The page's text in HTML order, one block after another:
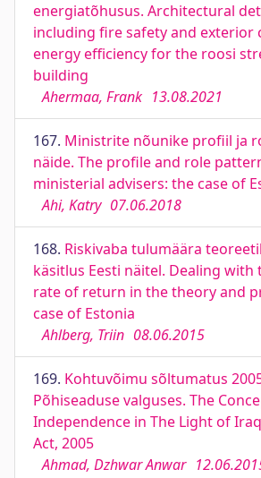
energiatõhusus. Architectural
including fire safety and exterior
energy efficiency for the roosi
building
Ahermaa, Frank 13.08.2021
167. Ministrite nõunike profiil ja
näide. The profile and role
ministerial advisers: the case of
Ahi, Katry 07.06.2018
168. Riskivaba tulumäära
käsitlus Eesti näitel. Dealing with
rate of return in the theory and
case of Estonia
Ahlberg, Triin 08.06.2015
169. Kohtuvõimu sõltumatus
Põhiseaduse valguses. The
Independence in The Light of
Act, 2005
Ahmad, Dzhwar Anwar